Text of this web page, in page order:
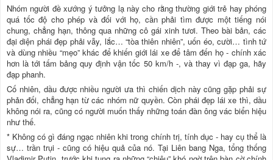
Nhóm người đề xướng ý tưởng lạ này cho rằng thường giới trẻ hay phóng
quá tốc độ cho phép và đối với họ, cần phải tìm được một tiếng nói
chung, chẳng hạn, thông qua những cô gái xinh tươi. Theo bài bản, các
đại diện phái đẹp phải vẫy, lắc… “tòa thiên nhiên”, uốn éo, cười… tình tứ
và dùng nhiều “mẹo” khác để khiến giới lái xe để tâm đến họ - chính xác
hơn là tới tấm bảng quy định vận tốc 50 km/h -, và thay vì đạp ga, hãy
đạp phanh.
Cố nhiên, dầu được nhiều người ưa thì chiến dịch này cũng gặp phải sự
phản đối, chẳng hạn từ các nhóm nữ quyền. Còn phái đẹp lái xe thì, dầu
không nói ra, cũng có người muốn thấy những toán đàn ông vác biển hiệu
như thế.
* Không có gì đáng ngạc nhiên khi trong chính trị, tính dục - hay cụ thể là
sự… trần trụi - cũng có hiệu quả của nó. Tại Liên bang Nga, tổng thống